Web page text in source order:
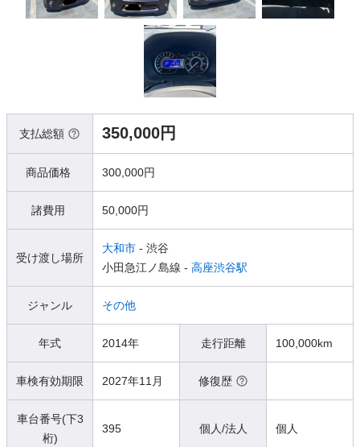
支払総額 350,000円
商品価格 300,000円
諸費用 50,000円
受け渡し場所
大和市 - 渋谷
小田急江ノ島線 - 高座渋谷駅
ジャンル その他
年式 2014年 走行距離 100,000km
車検有効期限 2027年11月 修復歴
車台番号(下3
桁)
395 個人/法人 個人